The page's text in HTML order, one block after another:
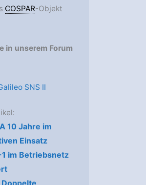
COSPAR-Objekt
in unserem Forum
SNS II
10 Jahre im
Einsatz
1 im Betriebsnetz
Doppelte